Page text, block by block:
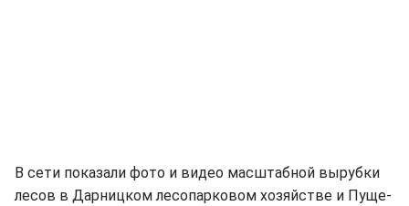
В сети показали фото и видео масштабной вырубки
лесов в Дарницком лесопарковом хозяйстве и Пуще-